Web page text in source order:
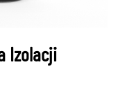
Izolacji